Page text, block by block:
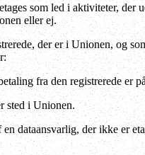
som led i aktiviteter, der
eller ej.
der er i Unionen, og
fra den registrerede er
sted i Unionen.
dataansvarlig, der ikke er